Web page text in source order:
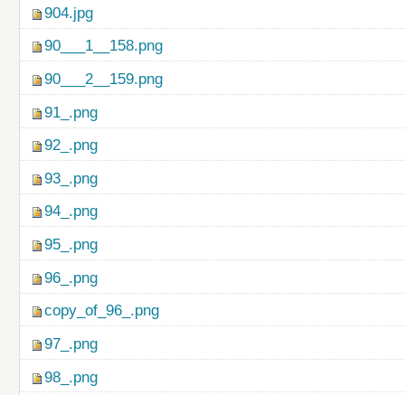
904.jpg
90___1__158.png
90___2__159.png
91_.png
92_.png
93_.png
94_.png
95_.png
96_.png
copy_of_96_.png
97_.png
98_.png